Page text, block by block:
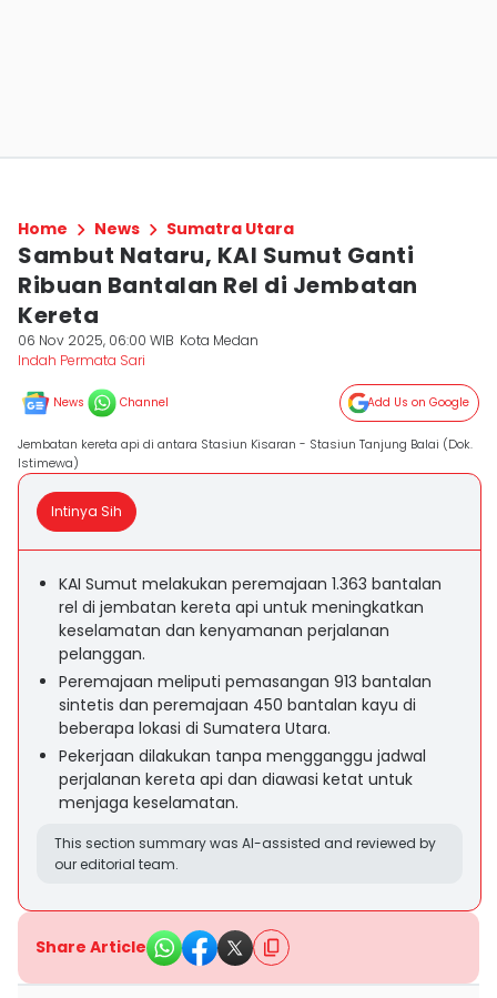
Home News Sumatra Utara
Sambut Nataru, KAI Sumut Ganti
Ribuan Bantalan Rel di Jembatan
Kereta
06 Nov 2025, 06:00 WIB Kota Medan
Indah Permata Sari
News Channel Add Us on Google
Jembatan kereta api di antara Stasiun Kisaran - Stasiun Tanjung Balai (Dok.
Istimewa)
Intinya Sih
KAI Sumut melakukan peremajaan 1.363 bantalan
rel di jembatan kereta api untuk meningkatkan
keselamatan dan kenyamanan perjalanan
pelanggan.
Peremajaan meliputi pemasangan 913 bantalan
sintetis dan peremajaan 450 bantalan kayu di
beberapa lokasi di Sumatera Utara.
Pekerjaan dilakukan tanpa mengganggu jadwal
perjalanan kereta api dan diawasi ketat untuk
menjaga keselamatan.
This section summary was AI-assisted and reviewed by
our editorial team.
Share Article